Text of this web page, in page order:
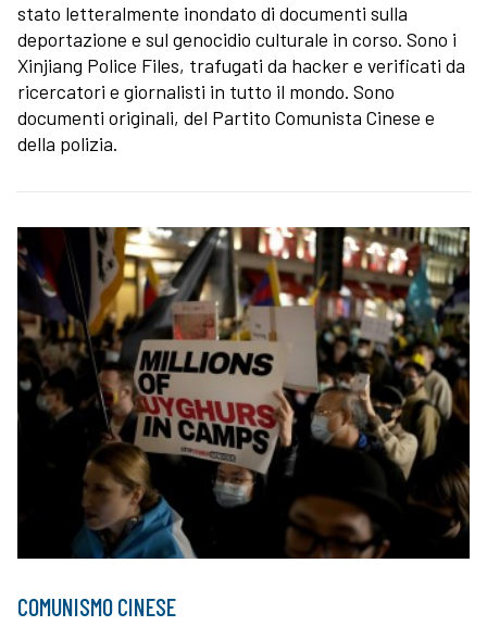
stato letteralmente inondato di documenti sulla
deportazione e sul genocidio culturale in corso. Sono i
Xinjiang Police Files, trafugati da hacker e verificati da
ricercatori e giornalisti in tutto il mondo. Sono
documenti originali, del Partito Comunista Cinese e
della polizia.
COMUNISMO CINESE